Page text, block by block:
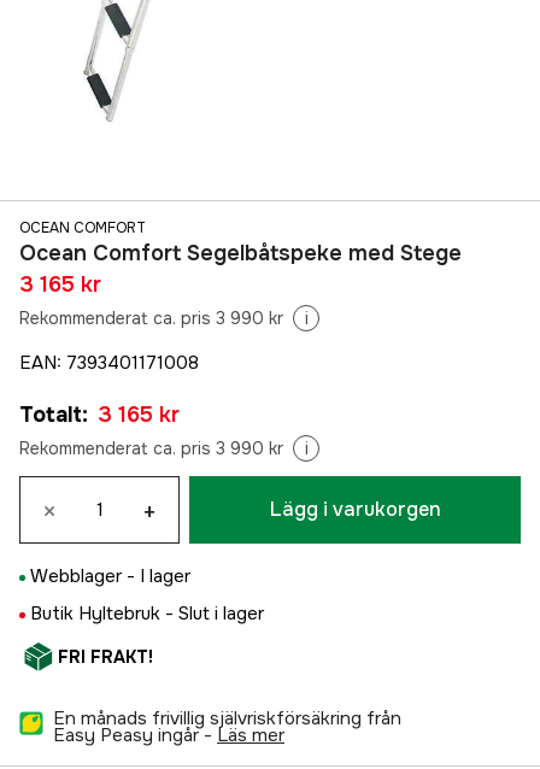
OCEAN COMFORT
Ocean Comfort Segelbåtspeke med Stege
3 165 kr
Rekommenderat ca. pris 3 990 kr i
EAN: 7393401171008
Totalt: 3 165 kr
Rekommenderat ca. pris 3 990 kr i
× + Lägg i varukorgen
Webblager - I lager
Butik Hyltebruk - Slut i lager
FRI FRAKT!
En månads frivillig självriskförsäkring från
Easy Peasy ingår - läs mer